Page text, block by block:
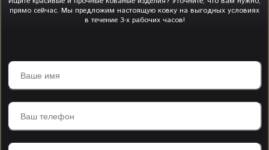
прямо сейчас. Мы предложим настоящую ковку на выгодных условиях
в течение 3-х рабочих часов!